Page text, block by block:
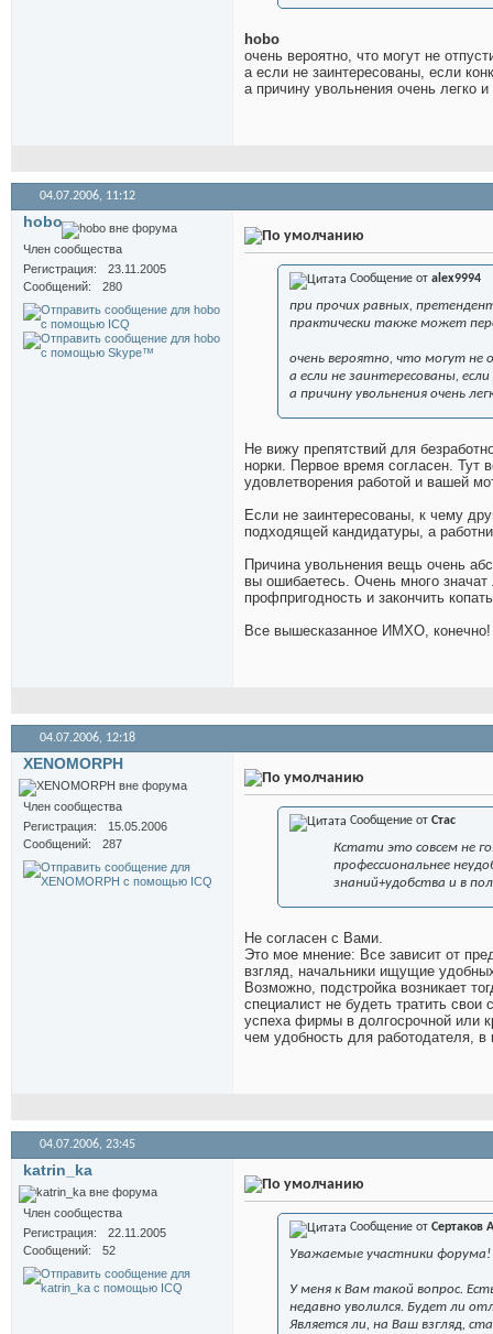
hobo
очень вероятно, что могут не
а если не заинтересованы, если
а причину увольнения очень легко
04.07.2006, 11:12
hobo
Член сообщества
Регистрация
23.11.2005
Сообщений
280
Сообщение от alex9994
при прочих равных,
практически также может
очень вероятно, что могут не
а если не заинтересованы,
а причину увольнения очень
Не вижу препятствий для
норки. Первое время согласен. Тут
удовлетворения работой и вашей
Если не заинтересованы, к чему
подходящей кандидатуры, а
Причина увольнения вещь очень
вы ошибаетесь. Очень много
профпригодность и закончить
Все вышесказанное ИМХО, конечно!
04.07.2006, 12:18
XENOMORPH
Член сообщества
Регистрация
15.05.2006
Сообщений
287
Сообщение от Стас
Кстати это совсем не
профессиональнее
знаний+удобства и в
Не согласен с Вами.
Это мое мнение: Все зависит от
взгляд, начальники ищущие
Возможно, подстройка возникает
специалист не будеть тратить
успеха фирмы в долгосрочной или
чем удобность для работодателя, в
04.07.2006, 23:45
katrin_ka
Член сообщества
Регистрация
22.11.2005
Сообщений
52
Сообщение от Сертаков
Уважаемые участники форума!
У меня к Вам такой вопрос.
недавно уволился. Будет ли
Является ли, на Ваш взгляд,